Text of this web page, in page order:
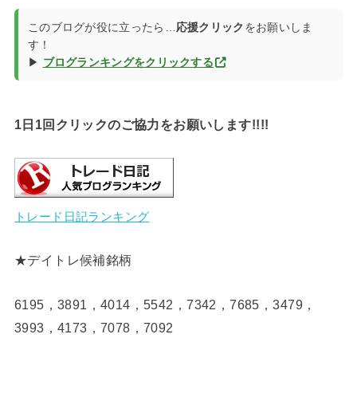
このブログが役に立ったら…応援クリック をお願いしま
す！
▶ ブログランキングをクリックする
1日1回クリックのご協力をお願いします!!!!
トレード日記ランキング
★デイトレ候補銘柄
6195，3891，4014，5542，7342，7685，3479，
3993，4173，7078，7092